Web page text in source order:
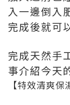
入一邊倒入
完成後就可
完成天然手
事介紹今天
【特效清爽保